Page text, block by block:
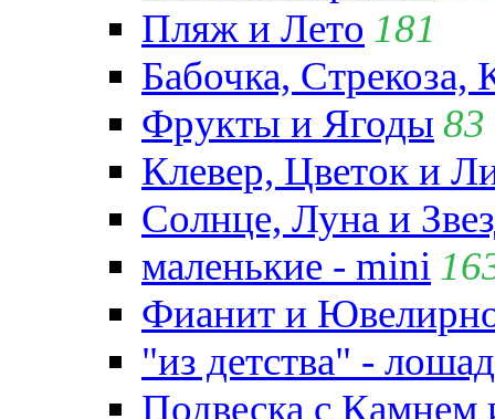
Пляж и Лето 181
Бабочка,
Фрукты и Ягоды 83
Клевер, Цветок и
Солнце, Луна и
маленькие - mini
Фианит и
"из детства" -
Подвеска с